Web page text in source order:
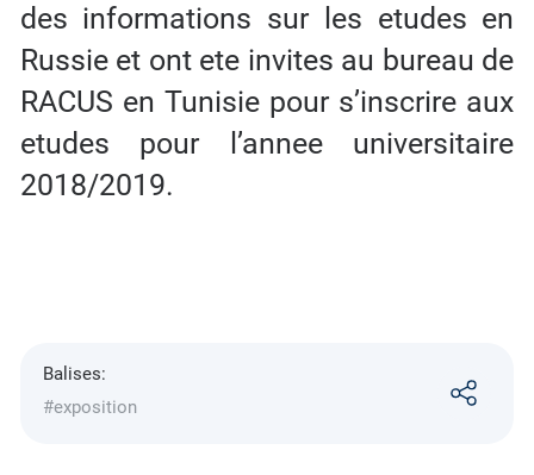
des informations sur les etudes en
Russie et ont ete invites au bureau de
RACUS en Tunisie pour s’inscrire aux
etudes pour l’annee universitaire
2018/2019.
Balises:
#exposition